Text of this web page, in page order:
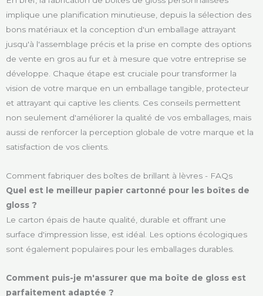
implique une planification minutieuse, depuis la sélection des
bons matériaux et la conception d'un emballage attrayant
jusqu'à l'assemblage précis et la prise en compte des options
de vente en gros au fur et à mesure que votre entreprise se
développe. Chaque étape est cruciale pour transformer la
vision de votre marque en un emballage tangible, protecteur
et attrayant qui captive les clients. Ces conseils permettent
non seulement d'améliorer la qualité de vos emballages, mais
aussi de renforcer la perception globale de votre marque et la
satisfaction de vos clients.
Comment fabriquer des boîtes de brillant à lèvres - FAQs
Quel est le meilleur papier cartonné pour les boîtes de
gloss ?
Le carton épais de haute qualité, durable et offrant une
surface d'impression lisse, est idéal. Les options écologiques
sont également populaires pour les emballages durables.
Comment puis-je m'assurer que ma boîte de gloss est
parfaitement adaptée ?